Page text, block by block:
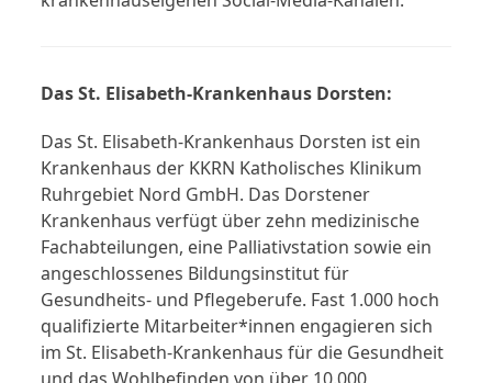
Das St. Elisabeth-Krankenhaus Dorsten:
Das St. Elisabeth-Krankenhaus Dorsten ist ein
Krankenhaus der KKRN Katholisches Klinikum
Ruhrgebiet Nord GmbH. Das Dorstener
Krankenhaus verfügt über zehn medizinische
Fachabteilungen, eine Palliativstation sowie ein
angeschlossenes Bildungsinstitut für
Gesundheits- und Pflegeberufe. Fast 1.000 hoch
qualifizierte Mitarbeiter*innen engagieren sich
im St. Elisabeth-Krankenhaus für die Gesundheit